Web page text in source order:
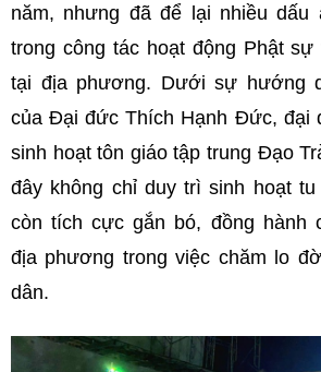
năm, nhưng đã để lại nhiều dấu
trong công tác hoạt động Phật
tại địa phương. Dưới sự hướng
của Đại đức Thích Hạnh Đức, đại
sinh hoạt tôn giáo tập trung Đạo
đây không chỉ duy trì sinh hoạt
còn tích cực gắn bó, đồng hành
địa phương trong việc chăm lo
dân.